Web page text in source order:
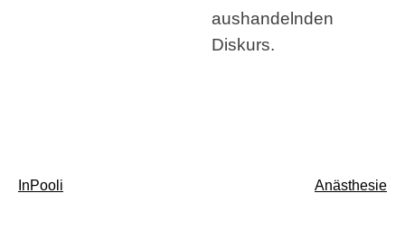
aushandelnden
Diskurs.
Beitragsnavigation
InPooli Anästhesie